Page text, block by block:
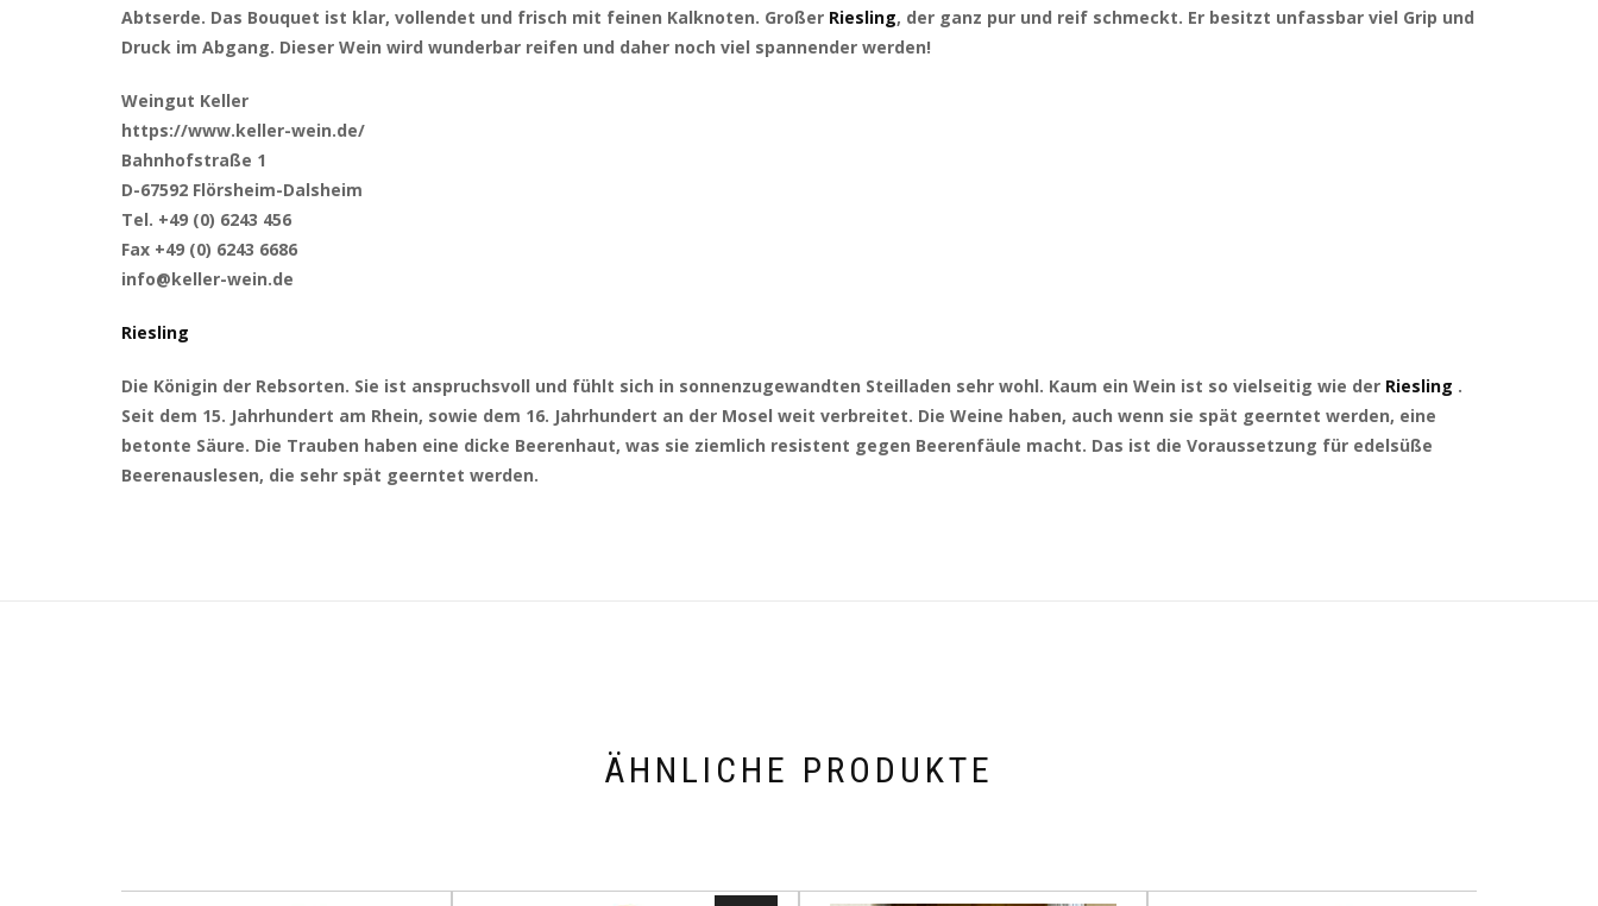
Abtserde. Das Bouquet ist klar, vollendet und frisch mit feinen Kalknoten. Großer Riesling, der ganz pur und reif schmeckt. Er besitzt unfassbar viel Grip und
Druck im Abgang. Dieser Wein wird wunderbar reifen und daher noch viel spannender werden!
Weingut Keller
https://www.keller-wein.de/
Bahnhofstraße 1
D-67592 Flörsheim-Dalsheim
Tel. +49 (0) 6243 456
Fax +49 (0) 6243 6686
info@keller-wein.de
Riesling
Die Königin der Rebsorten. Sie ist anspruchsvoll und fühlt sich in sonnenzugewandten Steilladen sehr wohl. Kaum ein Wein ist so vielseitig wie der Riesling .
Seit dem 15. Jahrhundert am Rhein, sowie dem 16. Jahrhundert an der Mosel weit verbreitet. Die Weine haben, auch wenn sie spät geerntet werden, eine
betonte Säure. Die Trauben haben eine dicke Beerenhaut, was sie ziemlich resistent gegen Beerenfäule macht. Das ist die Voraussetzung für edelsüße
Beerenauslesen, die sehr spät geerntet werden.
ÄHNLICHE PRODUKTE